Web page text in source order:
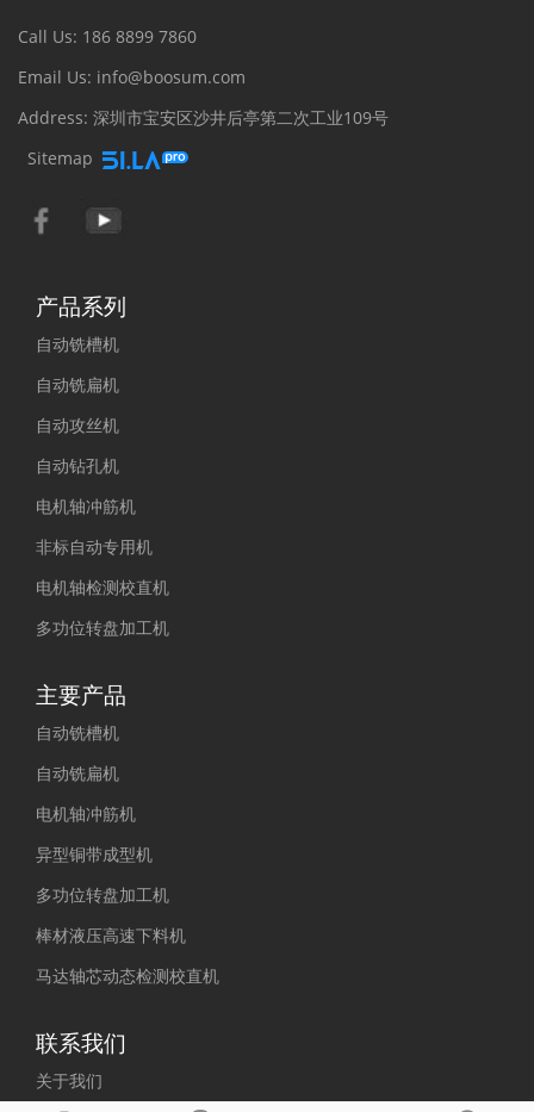
Call Us: 186 8899 7860
Email Us: info@boosum.com
Address: 深圳市宝安区沙井后亭第二次工业109号
Sitemap
产品系列
自动铣槽机
自动铣扁机
自动攻丝机
自动钻孔机
电机轴冲筋机
非标自动专用机
电机轴检测校直机
多功位转盘加工机
主要产品
自动铣槽机
自动铣扁机
电机轴冲筋机
异型铜带成型机
多功位转盘加工机
棒材液压高速下料机
马达轴芯动态检测校直机
联系我们
关于我们